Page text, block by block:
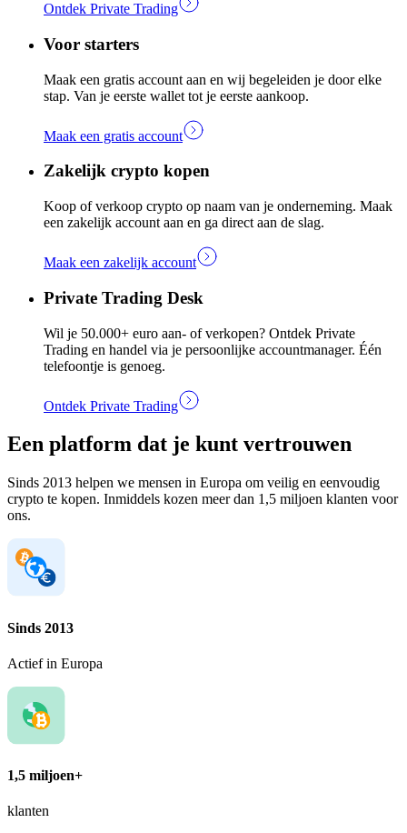
Ontdek Private Trading
Voor starters
Maak een gratis account aan en wij begeleiden je door elke
stap. Van je eerste wallet tot je eerste aankoop.
Maak een gratis account
Zakelijk crypto kopen
Koop of verkoop crypto op naam van je onderneming. Maak
een zakelijk account aan en ga direct aan de slag.
Maak een zakelijk account
Private Trading Desk
Wil je 50.000+ euro aan- of verkopen? Ontdek Private
Trading en handel via je persoonlijke accountmanager. Één
telefoontje is genoeg.
Ontdek Private Trading
Een platform dat je kunt vertrouwen
Sinds 2013 helpen we mensen in Europa om veilig en eenvoudig
crypto te kopen. Inmiddels kozen meer dan 1,5 miljoen klanten voor
ons.
Sinds 2013
Actief in Europa
1,5 miljoen+
klanten